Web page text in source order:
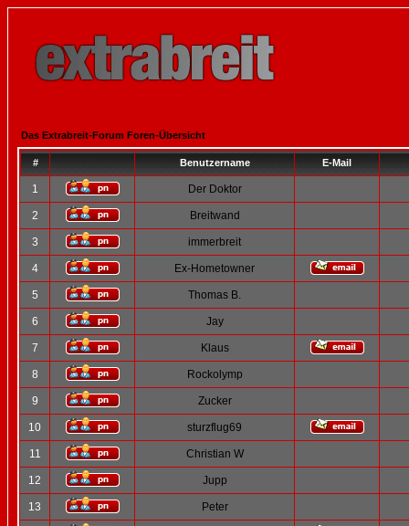
Das Extrabreit-Forum Foren-Übersicht
# Benutzername E-Mail
1 Der Doktor
2 Breitwand
3 immerbreit
4 Ex-Hometowner
5 Thomas B.
6 Jay
7 Klaus
8 Rockolymp
9 Zucker
10 sturzflug69
11 Christian W
12 Jupp
13 Peter